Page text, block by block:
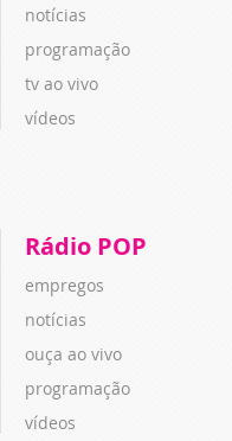
notícias
programação
tv ao vivo
vídeos
Rádio POP
empregos
notícias
ouça ao vivo
programação
vídeos